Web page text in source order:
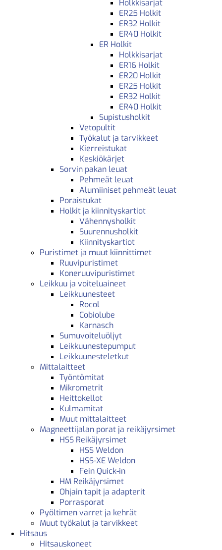
Holkkisarjat
ER25 Holkit
ER32 Holkit
ER40 Holkit
ER Holkit
Holkkisarjat
ER16 Holkit
ER20 Holkit
ER25 Holkit
ER32 Holkit
ER40 Holkit
Supistusholkit
Vetopultit
Työkalut ja tarvikkeet
Kierreistukat
Keskiökärjet
Sorvin pakan leuat
Pehmeät leuat
Alumiiniset pehmeät leuat
Poraistukat
Holkit ja kiinnityskartiot
Vähennysholkit
Suurennusholkit
Kiinnityskartiot
Puristimet ja muut kiinnittimet
Ruuvipuristimet
Koneruuvipuristimet
Leikkuu ja voiteluaineet
Leikkuunesteet
Rocol
Cobiolube
Karnasch
Sumuvoiteluöljyt
Leikkuunestepumput
Leikkuunesteletkut
Mittalaitteet
Työntömitat
Mikrometrit
Heittokellot
Kulmamitat
Muut mittalaitteet
Magneettijalan porat ja reikäjyrsimet
HSS Reikäjyrsimet
HSS Weldon
HSS-XE Weldon
Fein Quick-in
HM Reikäjyrsimet
Ohjain tapit ja adapterit
Porrasporat
Pyöltimen varret ja kehrät
Muut työkalut ja tarvikkeet
Hitsaus
Hitsauskoneet